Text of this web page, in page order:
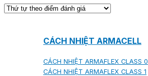
CÁCH NHIỆT ARMACELL
CÁCH NHIỆT ARMAFLEX CLASS 0
CÁCH NHIỆT ARMAFLEX CLASS 1